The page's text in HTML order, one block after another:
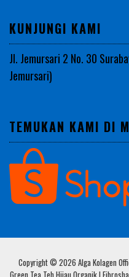
KUNJUNGI KAMI
Jl. Jemursari 2 No. 30
Jemursari)
TEMUKAN KAMI DI
Copyright © 2026 Alga Kolagen
Green Tea Teh Hijau Organik |